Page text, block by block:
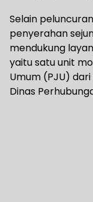
Selain
penyerahan
mendukung
yaitu satu unit
Umum (PJU)
Dinas